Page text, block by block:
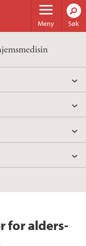
Meny Søk
for alders-